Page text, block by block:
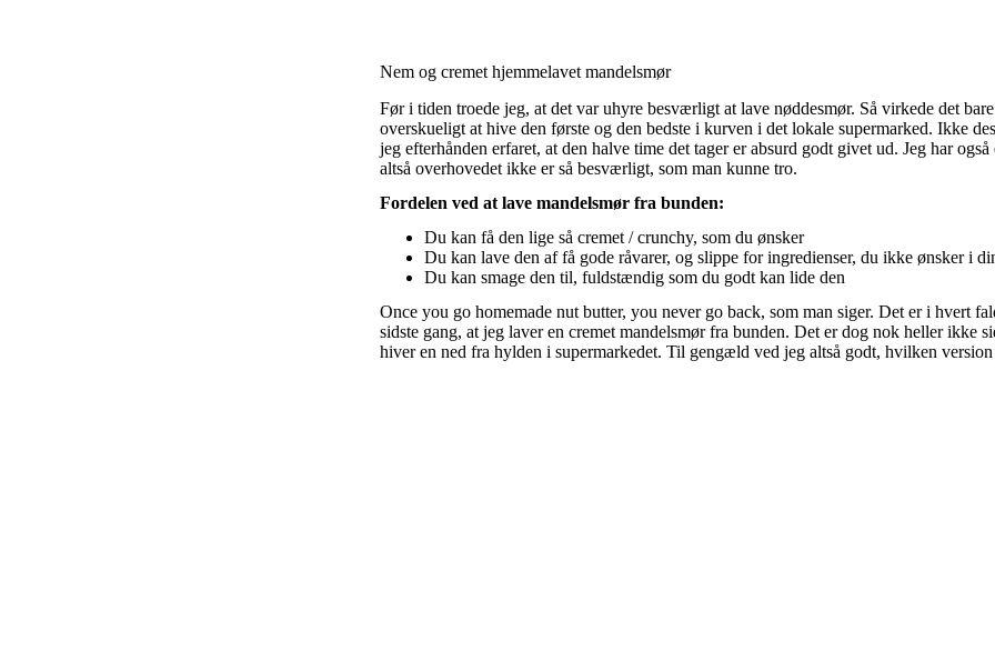
Nem og cremet hjemmelavet mandelsmør
Før i tiden troede jeg, at det var uhyre besværligt at lave nøddesmør. Så virkede det
overskueligt at hive den første og den bedste i kurven i det lokale supermarked. Ikke
jeg efterhånden erfaret, at den halve time det tager er absurd godt givet ud. Jeg har også
altså overhovedet ikke er så besværligt, som man kunne tro.
Fordelen ved at lave mandelsmør fra bunden:
Du kan få den lige så cremet / crunchy, som du ønsker
Du kan lave den af få gode råvarer, og slippe for ingredienser, du ikke ønsker i
Du kan smage den til, fuldstændig som du godt kan lide den
Once you go homemade nut butter, you never go back, som man siger. Det er i hvert
sidste gang, at jeg laver en cremet mandelsmør fra bunden. Det er dog nok heller ikke
hiver en ned fra hylden i supermarkedet. Til gengæld ved jeg altså godt, hvilken